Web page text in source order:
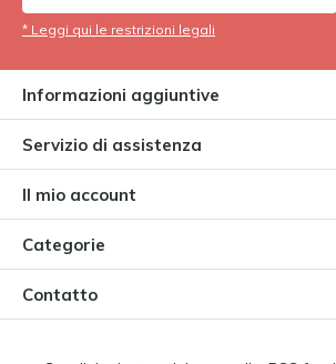
* Leggi qui le restrizioni legali
Informazioni aggiuntive
Servizio di assistenza
Il mio account
Categorie
Contatto